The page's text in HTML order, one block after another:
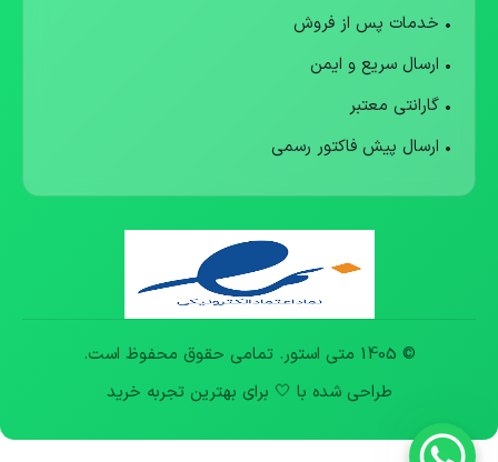
• خدمات پس از فروش
• ارسال سریع و ایمن
• گارانتی معتبر
• ارسال پیش فاکتور رسمی
© 1405 متی استور. تمامی حقوق محفوظ است.
طراحی شده با 🤍 برای بهترین تجربه خرید